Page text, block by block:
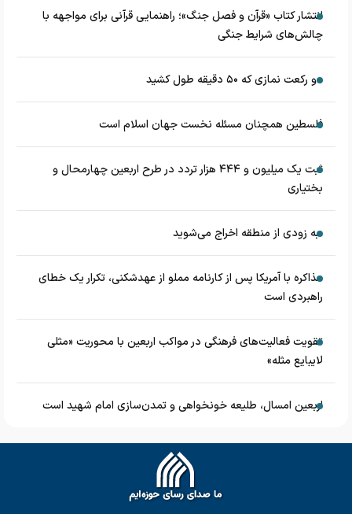
انتشار کتاب «قرآن و فصل جنگ»؛ راهنمایی قرآنی برای مواجهه با
چالش‌های شرایط جنگی
دو رکعت نمازی که ۵۰ دقیقه طول کشید
فلسطین همچنان مسئله نخست جهان اسلام است
ثبت یک میلیون و ۴۴۴ هزار تردد در طرح اربعین چهارمحال و
بختیاری
به زودی از منطقه اخراج می‌شوید
مذاکره با آمریکا پس از کارنامه مملو از عهدشکنی، تکرار یک خطای
راهبردی است
تقویت فعالیت‌های فرهنگی در مواکب اربعین با محوریت «مثلی
لایبایع مثله»
اربعین امسال، طلیعه خونخواهی و تمدن‌سازی امام شهید است